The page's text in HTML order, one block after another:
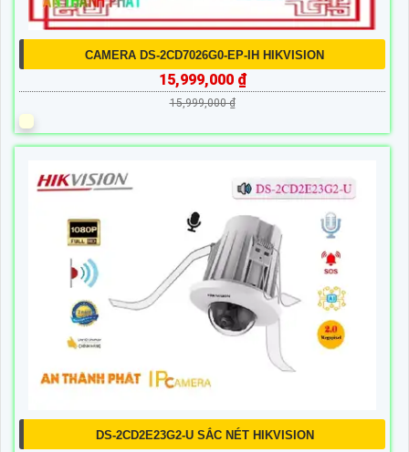
CAMERA DS-2CD7026G0-EP-IH HIKVISION
15,999,000 ₫
15,999,000 ₫
DS-2CD2E23G2-U SẮC NÉT HIKVISION